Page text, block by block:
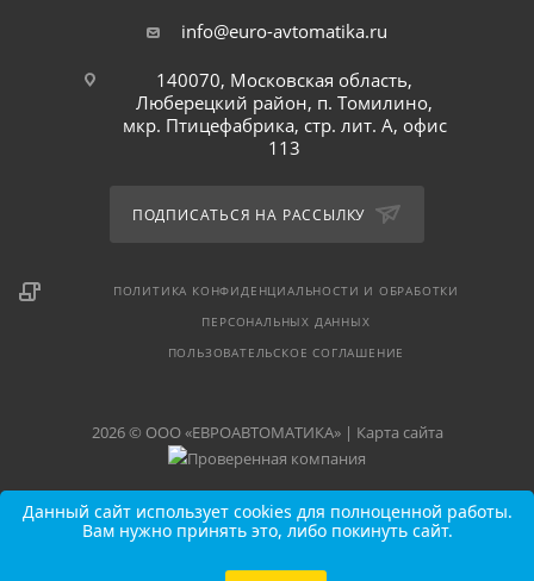
info@euro-avtomatika.ru
140070, Московская область,
Люберецкий район, п. Томилино,
мкр. Птицефабрика, стр. лит. А, офис
113
ПОДПИСАТЬСЯ НА РАССЫЛКУ
ПОЛИТИКА КОНФИДЕНЦИАЛЬНОСТИ И ОБРАБОТКИ
ПЕРСОНАЛЬНЫХ ДАННЫХ
ПОЛЬЗОВАТЕЛЬСКОЕ СОГЛАШЕНИЕ
2026 © ООО «ЕВРОАВТОМАТИКА» | Карта сайта
Данный сайт использует cookies для полноценной работы.
Вам нужно принять это, либо покинуть сайт.